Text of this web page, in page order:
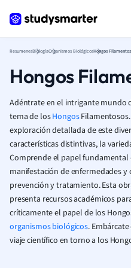
ResumenesBiologíaOrganismos BiológicosHongos
Hongos
Adéntrate en el intrigante mundo
tema de losHongos
exploración detallada de este
características distintivas, la
Comprende el papel fundamental
manifestación de enfermedades
prevención y tratamiento. Esta
presenta recursos académicos
críticamente el papel de los
organismos biológicos.
viaje científico en torno a los